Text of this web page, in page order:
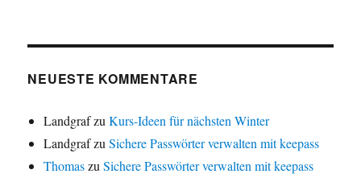
NEUESTE KOMMENTARE
LandgrafzuKurs-Ideen für nächsten Winter
LandgrafzuSichere Passwörter verwalten mit keepass
ThomaszuSichere Passwörter verwalten mit keepass